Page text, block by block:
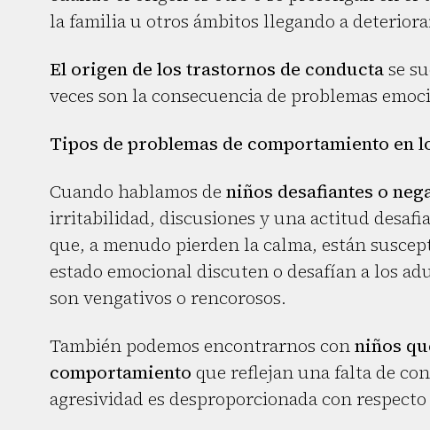
la familia u otros ámbitos llegando a
El origen de los trastornos de conductase
veces son la consecuencia de problemas
Tipos de problemas de comportamiento en
Cuando hablamos de niños desafiantes o
irritabilidad, discusiones y una actitud
que, a menudo pierden la calma, están
estado emocional discuten o desafían a los
son vengativos o rencorosos.
También podemos encontrarnos conniños
comportamiento que reflejan una falta de
agresividad es desproporcionada con